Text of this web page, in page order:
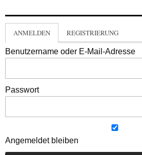
ANMELDEN REGISTRIERUNG
Benutzername oder E-Mail-Adresse
Passwort
Angemeldet bleiben